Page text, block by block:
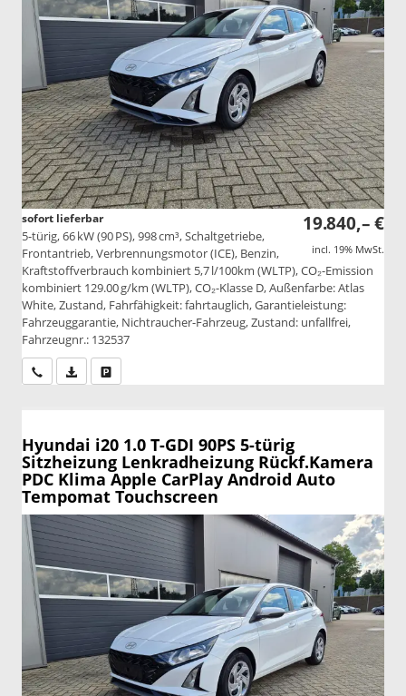
19.840,– €
incl. 19% MwSt.
sofort lieferbar
5-türig, 66 kW (90 PS), 998 cm³, Schaltgetriebe,
Frontantrieb, Verbrennungsmotor (ICE), Benzin,
Kraftstoffverbrauch kombiniert 5,7 l/100km (WLTP), CO₂-Emission
kombiniert 129.00 g/km (WLTP), CO₂-Klasse D, Außenfarbe: Atlas
White, Zustand, Fahrfähigkeit: fahrtauglich, Garantieleistung:
Fahrzeuggarantie, Nichtraucher-Fahrzeug, Zustand: unfallfrei,
Fahrzeugnr.: 132537
Wir rufen Sie anPDF-Datei, Fahrzeugexposé drucken
Hyundai i20 1.0 T-GDI 90PS 5-türig
Sitzheizung Lenkradheizung Rückf.Kamera
PDC Klima Apple CarPlay Android Auto
Tempomat Touchscreen